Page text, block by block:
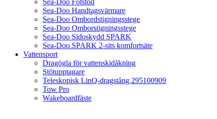
Sea-Doo Fotstöd
Sea-Doo Handtagsvärmare
Sea-Doo Ombordstigningsstege
Sea-Doo Omborstigningsstege
Sea-Doo Sidoskydd SPARK
Sea-Doo SPARK 2-sits komfortsäte
Vattensport
Dragögla för vattenskidåkning
Stötupptagare
Teleskopisk LinQ-dragstång 295100909
Tow Pro
Wakeboardfäste